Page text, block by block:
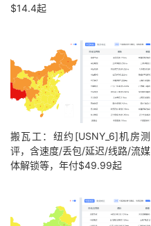
$14.4起
搬瓦工：纽约[USNY_6]机房测
评，含速度/丢包/延迟/线路/流媒
体解锁等，年付$49.99起